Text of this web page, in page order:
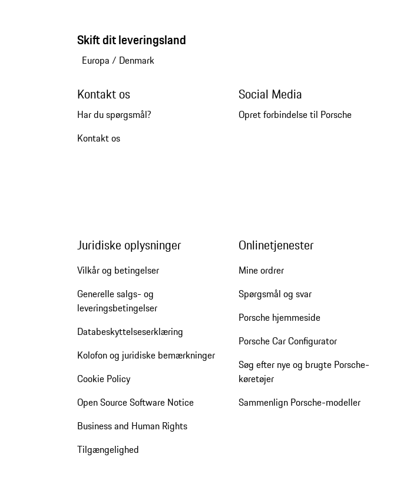
Skift dit leveringsland
Europa / Denmark
Kontakt os
Har du spørgsmål?
Kontakt os
Social Media
Opret forbindelse til Porsche
Juridiske oplysninger
Vilkår og betingelser
Generelle salgs- og
leveringsbetingelser
Databeskyttelseserklæring
Kolofon og juridiske bemærkninger
Cookie Policy
Open Source Software Notice
Business and Human Rights
Tilgængelighed
Onlinetjenester
Mine ordrer
Spørgsmål og svar
Porsche hjemmeside
Porsche Car Configurator
Søg efter nye og brugte Porsche-
køretøjer
Sammenlign Porsche-modeller